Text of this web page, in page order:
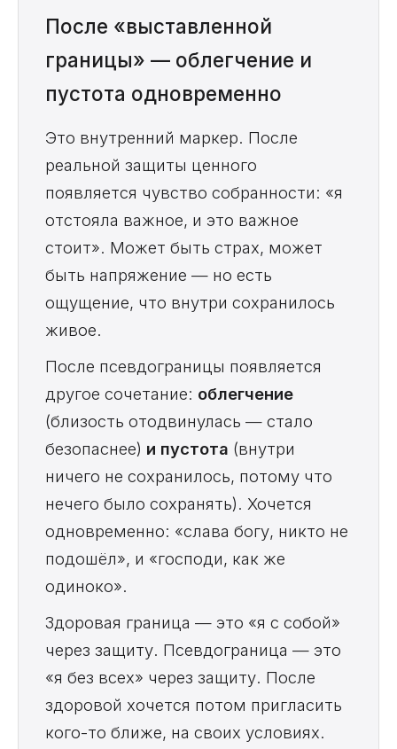
После «выставленной
границы» — облегчение и
пустота одновременно
Это внутренний маркер. После
реальной защиты ценного
появляется чувство собранности: «я
отстояла важное, и это важное
стоит». Может быть страх, может
быть напряжение — но есть
ощущение, что внутри сохранилось
живое.
После псевдограницы появляется
другое сочетание: облегчение
(близость отодвинулась — стало
безопаснее) и пустота (внутри
ничего не сохранилось, потому что
нечего было сохранять). Хочется
одновременно: «слава богу, никто не
подошёл», и «господи, как же
одиноко».
Здоровая граница — это «я с собой»
через защиту. Псевдограница — это
«я без всех» через защиту. После
здоровой хочется потом пригласить
кого-то ближе, на своих условиях.